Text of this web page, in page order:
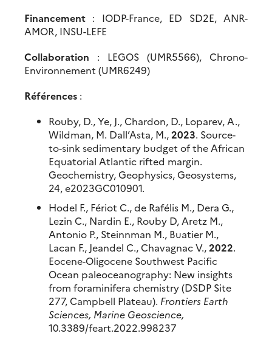
Financement : IODP-France, ED SD2E, ANR-
AMOR, INSU-LEFE
Collaboration : LEGOS (UMR5566), Chrono-
Environnement (UMR6249)
Références :
Rouby, D., Ye, J., Chardon, D., Loparev, A.,
Wildman, M. Dall’Asta, M.,2023. Source-
to-sink sedimentary budget of the African
Equatorial Atlantic rifted margin.
Geochemistry, Geophysics, Geosystems,
24, e2023GC010901.
Hodel F., Fériot C., de Rafélis M., Dera G.,
Lezin C., Nardin E., Rouby D, Aretz M.,
Antonio P., Steinnman M., Buatier M.,
Lacan F., Jeandel C., Chavagnac V.,2022.
Eocene-Oligocene Southwest Pacific
Ocean paleoceanography: New insights
from foraminifera chemistry (DSDP Site
277, Campbell Plateau). Frontiers Earth
Sciences, Marine Geoscience,
10.3389/feart.2022.998237